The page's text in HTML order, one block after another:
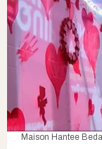
Maison Hantee